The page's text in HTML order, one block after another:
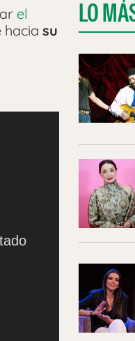
el
hacia su
LO